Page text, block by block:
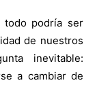
todo podría ser
de nuestros
inevitable:
a cambiar de